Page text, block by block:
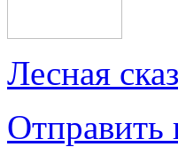
Лесная